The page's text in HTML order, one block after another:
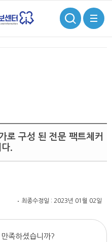
검
색
전
체
메
뉴
로 구성 된 전문 팩트체커
.
최종수정일 : 2023년 01월 02일
족하셨습니까?